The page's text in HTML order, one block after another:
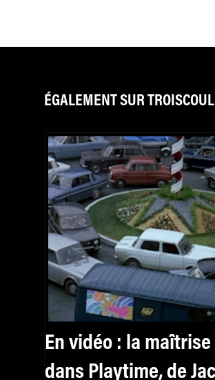
ÉGALEMENT SUR
En vidéo : la
dans Playtime, de